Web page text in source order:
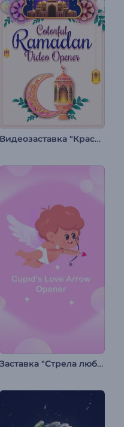
Видеозаставка "Красочный Рамадан"
Заставка "Стрела любви Купидона"